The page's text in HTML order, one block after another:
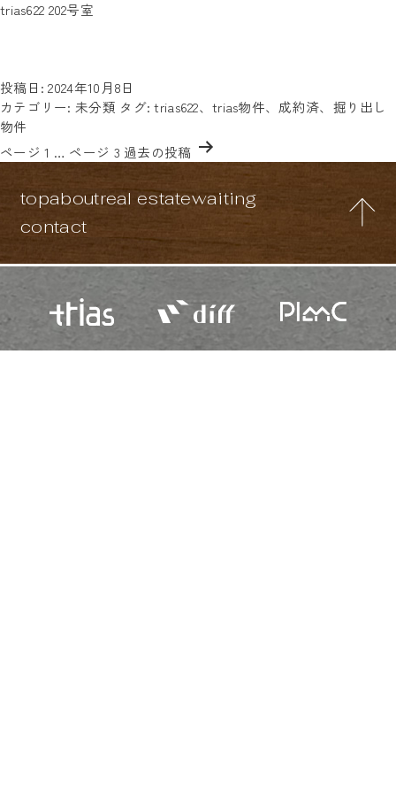
タグ:trias622
trias622 202号室
平和島や大森駅から徒歩7分～13分以内で到着！各アクセス抜群
号
投稿日:2024年10月8日
カテゴリー: 未分類 タグ:trias622、trias物件、 成約済、 掘り出し
物件
投
稿
送
ページ 1 … ページ 3 過去の投稿
topaboutreal estatewaiting
contact